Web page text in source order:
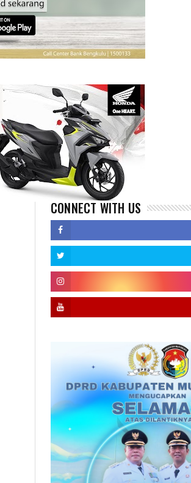
CONNECT WITH US